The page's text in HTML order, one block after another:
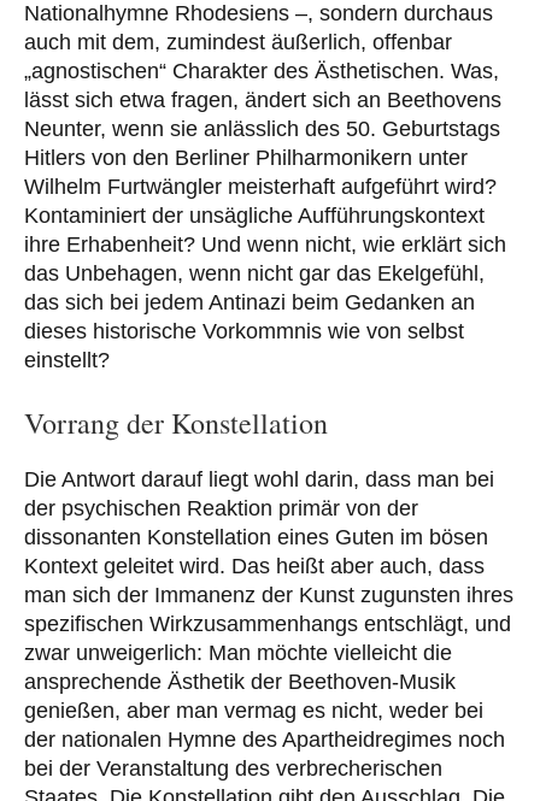
Nationalhymne Rhodesiens –, sondern durchaus
auch mit dem, zumindest äußerlich, offenbar
„agnostischen“ Charakter des Ästhetischen. Was,
lässt sich etwa fragen, ändert sich an Beethovens
Neunter, wenn sie anlässlich des 50. Geburtstags
Hitlers von den Berliner Philharmonikern unter
Wilhelm Furtwängler meisterhaft aufgeführt wird?
Kontaminiert der unsägliche Aufführungskontext
ihre Erhabenheit? Und wenn nicht, wie erklärt sich
das Unbehagen, wenn nicht gar das Ekelgefühl,
das sich bei jedem Antinazi beim Gedanken an
dieses historische Vorkommnis wie von selbst
einstellt?
Vorrang der Konstellation
Die Antwort darauf liegt wohl darin, dass man bei
der psychischen Reaktion primär von der
dissonanten Konstellation eines Guten im bösen
Kontext geleitet wird. Das heißt aber auch, dass
man sich der Immanenz der Kunst zugunsten ihres
spezifischen Wirkzusammenhangs entschlägt, und
zwar unweigerlich: Man möchte vielleicht die
ansprechende Ästhetik der Beethoven-Musik
genießen, aber man vermag es nicht, weder bei
der nationalen Hymne des Apartheidregimes noch
bei der Veranstaltung des verbrecherischen